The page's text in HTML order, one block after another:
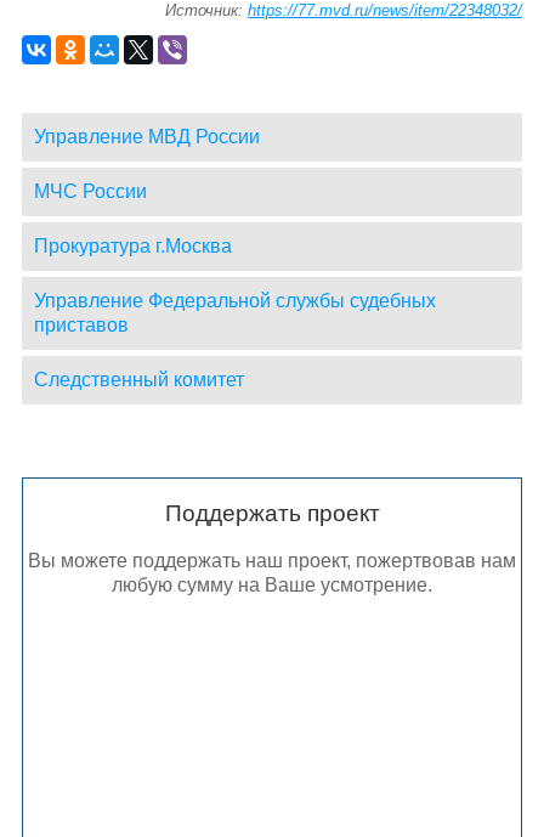
Источник:https://77.mvd.ru/news/item/22348032/
Управление МВД России
МЧС России
Прокуратура г.Москва
Управление Федеральной службы судебных
приставов
Следственный комитет
Поддержать проект
Вы можете поддержать наш проект, пожертвовав нам
любую сумму на Ваше усмотрение.